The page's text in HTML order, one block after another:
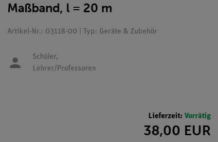
Maßband, l = 20 m
Artikel-Nr.: 03118-00 | Typ: Geräte & Zubehör
Schüler,
Lehrer/Professoren
Lieferzeit: Vorrätig
38,00 EUR